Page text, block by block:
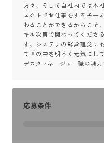
方々、そして自社内では本
ェクトでお仕事をするチー
わることができるからこそ
キル次第で関わってくださ
す。システナの経営理念に
て世の中を明るく元気にし
デスクマネージャー職の魅力
応募条件